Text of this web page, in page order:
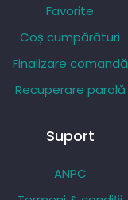
Favorite
Coș cumpărături
Finalizare comandă
Recuperare parolă
Suport
ANPC